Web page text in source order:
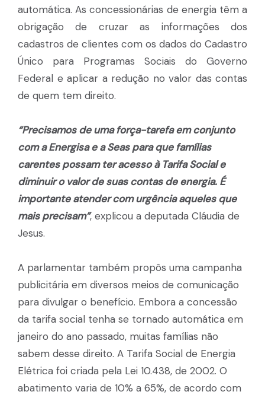
automática. As concessionárias de energia têm a
obrigação de cruzar as informações dos
cadastros de clientes com os dados do Cadastro
Único para Programas Sociais do Governo
Federal e aplicar a redução no valor das contas
de quem tem direito.
“Precisamos de uma força-tarefa em conjunto
com a Energisa e a Seas para que famílias
carentes possam ter acesso à Tarifa Social e
diminuir o valor de suas contas de energia. É
importante atender com urgência aqueles que
mais precisam”, explicou a deputada Cláudia de
Jesus.
A parlamentar também propôs uma campanha
publicitária em diversos meios de comunicação
para divulgar o benefício. Embora a concessão
da tarifa social tenha se tornado automática em
janeiro do ano passado, muitas famílias não
sabem desse direito. A Tarifa Social de Energia
Elétrica foi criada pela Lei 10.438, de 2002. O
abatimento varia de 10% a 65%, de acordo com